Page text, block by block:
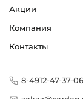
Акции
Компания
Контакты
8-4912-47-37-06